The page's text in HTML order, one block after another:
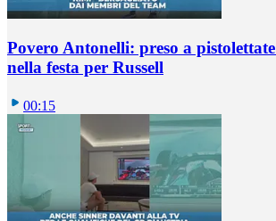
Povero Antonelli: preso a
nella festa per Russell
00:15